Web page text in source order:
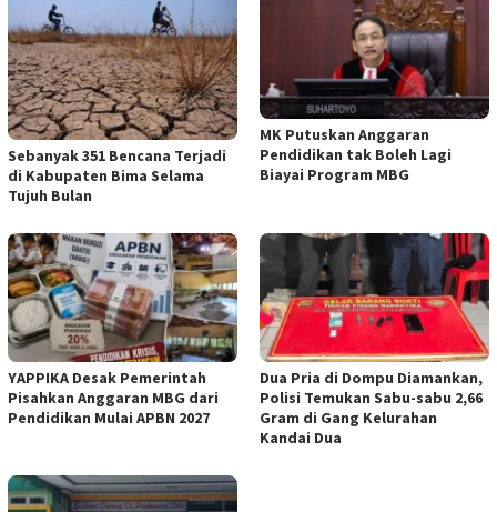
Sebanyak 351 Bencana Terjadi
di Kabupaten Bima Selama
Tujuh Bulan
MK Putuskan Anggaran
Pendidikan tak Boleh Lagi
Biayai Program MBG
YAPPIKA Desak Pemerintah
Pisahkan Anggaran MBG dari
Pendidikan Mulai APBN 2027
Dua Pria di Dompu Diamankan,
Polisi Temukan Sabu-sabu 2,66
Gram di Gang Kelurahan
Kandai Dua